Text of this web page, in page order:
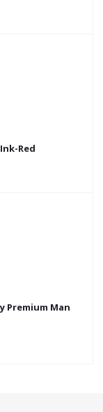
Red
Premium Man